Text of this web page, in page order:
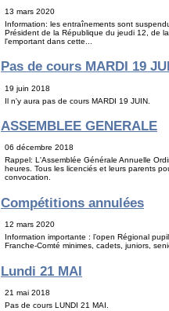
13 mars 2020
Information: les entraînements sont
Président de la République du jeudi 12, de
l'emportant dans cette...
Pas de cours MARDI 19
19 juin 2018
Il n'y aura pas de cours MARDI 19 JUIN.
ASSEMBLEE GENERALE
06 décembre 2018
Rappel: L'Assemblée Générale Annuelle
heures. Tous les licenciés et leurs parents
convocation.
Compétitions annulées
12 mars 2020
Information importante : l’open Régional
Franche-Comté minimes, cadets, juniors,
Lundi 21 MAI
21 mai 2018
Pas de cours LUNDI 21 MAI.